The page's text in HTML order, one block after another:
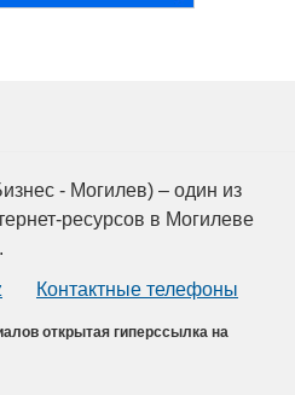
- Могилев) – один из
ресурсов в Могилеве
Контактные телефоны
открытая гиперссылка на